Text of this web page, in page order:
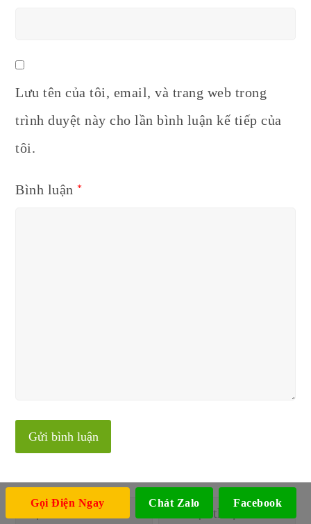
Lưu tên của tôi, email, và trang web trong
trình duyệt này cho lần bình luận kế tiếp của
tôi.
Bình luận*
Gọi Điện Ngay Chát Zalo Facebook